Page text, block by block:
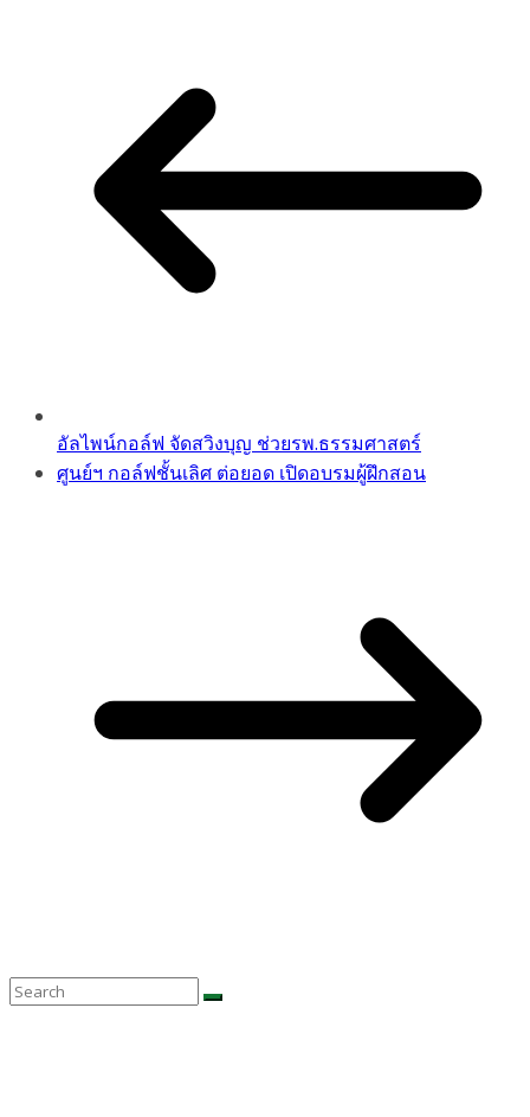
อัลไพน์กอล์ฟ จัดสวิงบุญ ช่วยรพ.ธรรมศาสตร์
ศูนย์ฯ กอล์ฟชั้นเลิศ ต่อยอด เปิดอบรมผู้ฝึกสอน